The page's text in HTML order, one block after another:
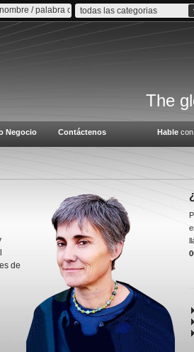
todas las categorias
The
Negocio Contáctenos Hable
de